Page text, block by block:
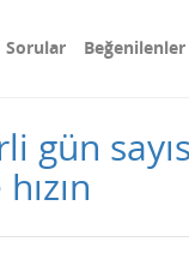
Sorular Beğenilenler
gün